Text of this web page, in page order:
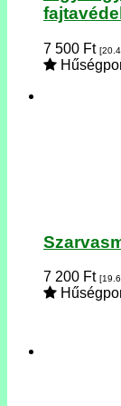
7 500 Ft
7 200 Ft